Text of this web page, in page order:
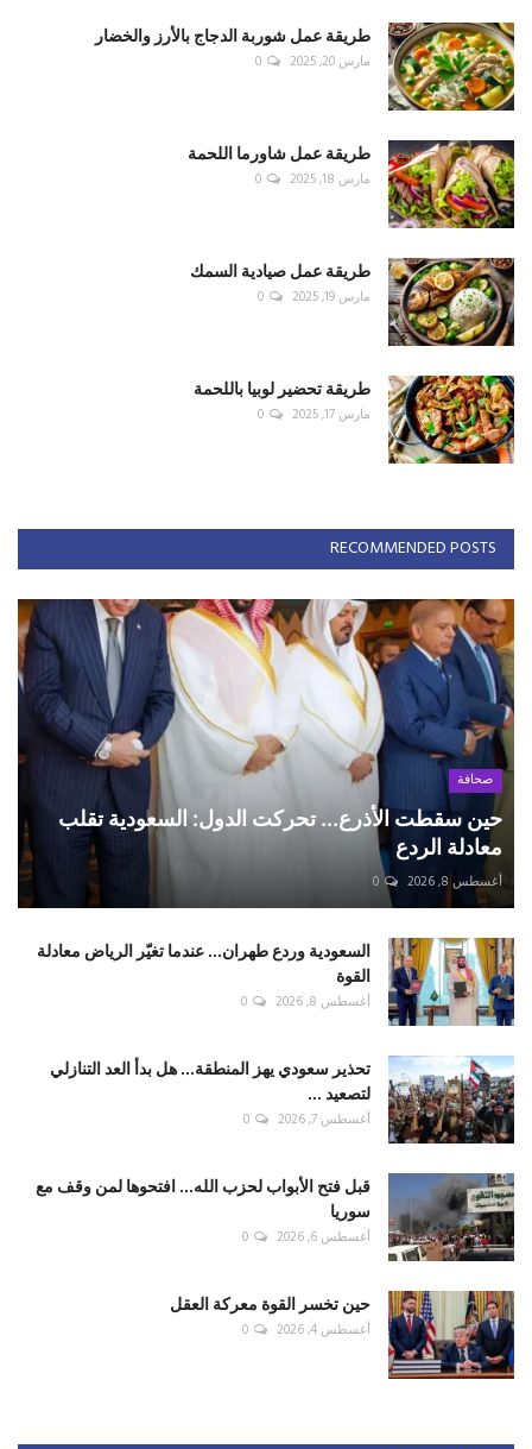
طريقة عمل شوربة الدجاج بالأرز والخضار
مارس 20, 2025 0
طريقة عمل شاورما اللحمة
مارس 18, 2025 0
طريقة عمل صيادية السمك
مارس 19, 2025 0
طريقة تحضير لوبيا باللحمة
مارس 17, 2025 0
RECOMMENDED POSTS
صحافة
حين سقطت الأذرع... تحركت الدول: السعودية تقلب
معادلة الردع
أغسطس 8, 2026 0
السعودية وردع طهران... عندما تغيّر الرياض معادلة
القوة
أغسطس 8, 2026 0
تحذير سعودي يهز المنطقة... هل بدأ العد التنازلي
لتصعيد ...
أغسطس 7, 2026 0
قبل فتح الأبواب لحزب الله... افتحوها لمن وقف مع
سوريا
أغسطس 6, 2026 0
حين تخسر القوة معركة العقل
أغسطس 4, 2026 0